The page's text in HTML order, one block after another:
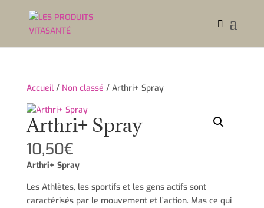
Accueil/ Non classé / Arthri+ Spray
Arthri+ Spray
10,50€
Arthri+ Spray
Les Athlètes, les sportifs et les gens actifs sont
caractérisés par le mouvement et l’action. Mas ce qui